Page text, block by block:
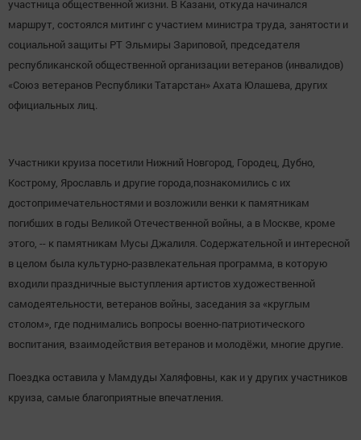
участница общественной жизни. В Казани, откуда начинался
маршрут, состоялся митинг с участием министра труда, занятости и
социальной защиты РТ Эльмиры Зариповой, председателя
республиканской общественной организации ветеранов (инвалидов)
«Союз ветеранов Республики Татарстан» Ахата Юлашева, других
официальных лиц.
Участники круиза посетили Нижний Новгород, Городец, Дубно,
Кострому, Ярославль и другие города,познакомились с их
достопримечательностями и возложили венки к памятникам
погибших в годы Великой Отечественной войны, а в Москве, кроме
этого, -- к памятникам Мусы Джалиля. Содержательной и интересной
в целом была культурно-развлекательная программа, в которую
входили праздничные выступления артистов художественной
самодеятельности, ветеранов войны, заседания за «круглым
столом», где поднимались вопросы военно-патриотического
воспитания, взаимодействия ветеранов и молодёжи, многие другие.
Поездка оставила у Мамдуды Халяфовны, как и у других участников
круиза, самые благоприятные впечатления.